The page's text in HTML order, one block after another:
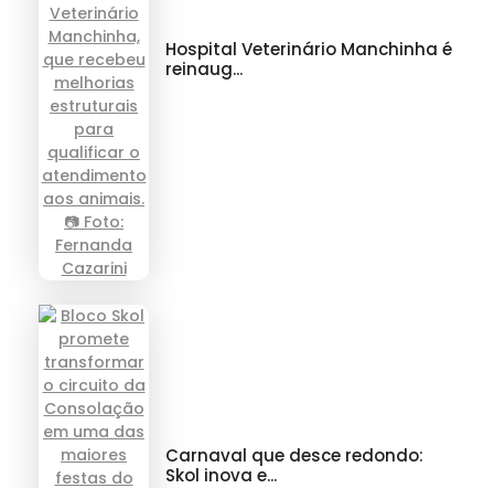
Hospital Veterinário Manchinha é
reinaug...
Carnaval que desce redondo:
Skol inova e...